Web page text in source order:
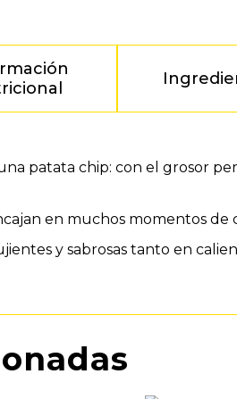
patata chip: con el grosor
en muchos momentos
y sabrosas tanto en